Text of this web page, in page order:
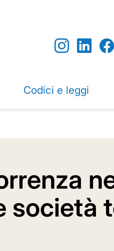
Codici e leggi
società